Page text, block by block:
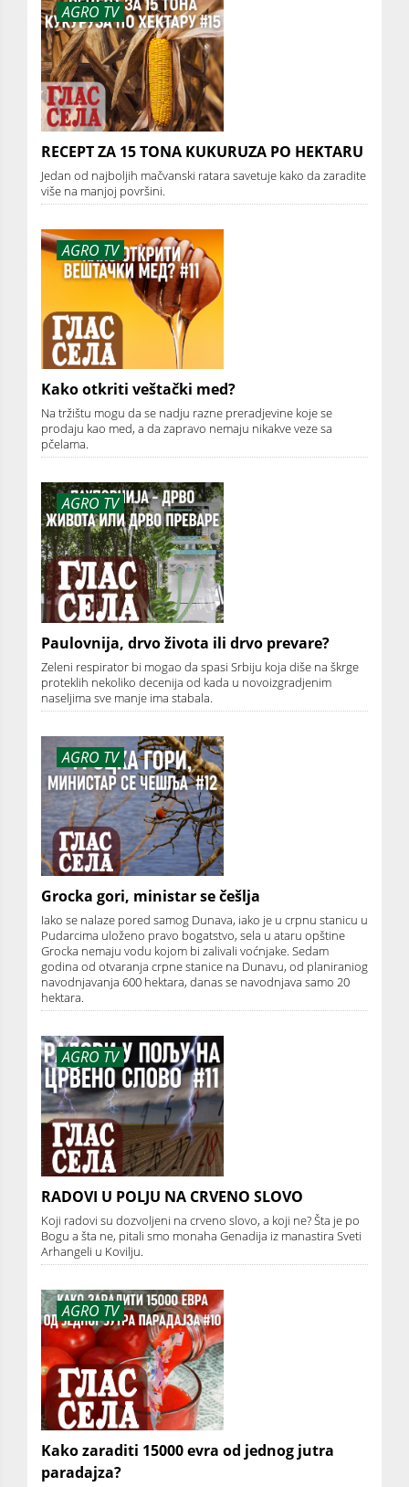
AGRO TV
RECEPT ZA 15 TONA KUKURUZA PO HEKTARU
Jedan od najboljih mačvanski ratara savetuje kako da zaradite
više na manjoj površini.
AGRO TV
Kako otkriti veštački med?
Na tržištu mogu da se nadju razne preradjevine koje se
prodaju kao med, a da zapravo nemaju nikakve veze sa
pčelama.
AGRO TV
Paulovnija, drvo života ili drvo prevare?
Zeleni respirator bi mogao da spasi Srbiju koja diše na škrge
proteklih nekoliko decenija od kada u novoizgradjenim
naseljima sve manje ima stabala.
AGRO TV
Grocka gori, ministar se češlja
Iako se nalaze pored samog Dunava, iako je u crpnu stanicu u
Pudarcima uloženo pravo bogatstvo, sela u ataru opštine
Grocka nemaju vodu kojom bi zalivali voćnjake. Sedam
godina od otvaranja crpne stanice na Dunavu, od planiraniog
navodnjavanja 600 hektara, danas se navodnjava samo 20
hektara.
AGRO TV
RADOVI U POLJU NA CRVENO SLOVO
Koji radovi su dozvoljeni na crveno slovo, a koji ne? Šta je po
Bogu a šta ne, pitali smo monaha Genadija iz manastira Sveti
Arhangeli u Kovilju.
AGRO TV
Kako zaraditi 15000 evra od jednog jutra
paradajza?